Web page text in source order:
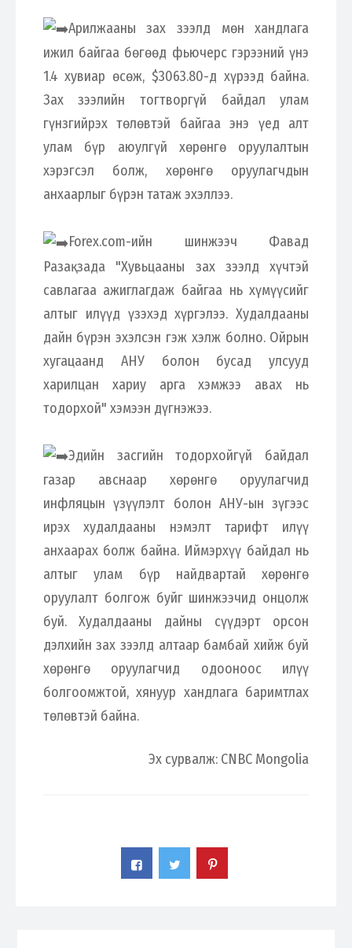
Арилжааны зах зээлд мөн хандлага
ижил байгаа бөгөөд фьючерс гэрээний үнэ
1.4 хувиар өсөж, $3063.80-д хүрээд байна.
Зах зээлийн тогтворгүй байдал улам
гүнзгийрэх төлөвтэй байгаа энэ үед алт
улам бүр аюулгүй хөрөнгө оруулалтын
хэрэгсэл болж, хөрөнгө оруулагчдын
анхаарлыг бүрэн татаж эхэллээ.
Forex.com-ийн шинжээч Фавад
Разақзада "Хувьцааны зах зээлд хүчтэй
савлагаа ажиглагдаж байгаа нь хүмүүсийг
алтыг илүүд үзэхэд хүргэлээ. Худалдааны
дайн бүрэн эхэлсэн гэж хэлж болно. Ойрын
хугацаанд АНУ болон бусад улсууд
харилцан хариу арга хэмжээ авах нь
тодорхой" хэмээн дүгнэжээ.
Эдийн засгийн тодорхойгүй байдал
газар авснаар хөрөнгө оруулагчид
инфляцын үзүүлэлт болон АНУ-ын зүгээс
ирэх худалдааны нэмэлт тарифт илүү
анхаарах болж байна. Иймэрхүү байдал нь
алтыг улам бүр найдвартай хөрөнгө
оруулалт болгож буйг шинжээчид онцолж
буй. Худалдааны дайны сүүдэрт орсон
дэлхийн зах зээлд алтаар бамбай хийж буй
хөрөнгө оруулагчид одооноос илүү
болгоомжтой, хянуур хандлага баримтлах
төлөвтэй байна.
Эх сурвалж: CNBC Mongolia